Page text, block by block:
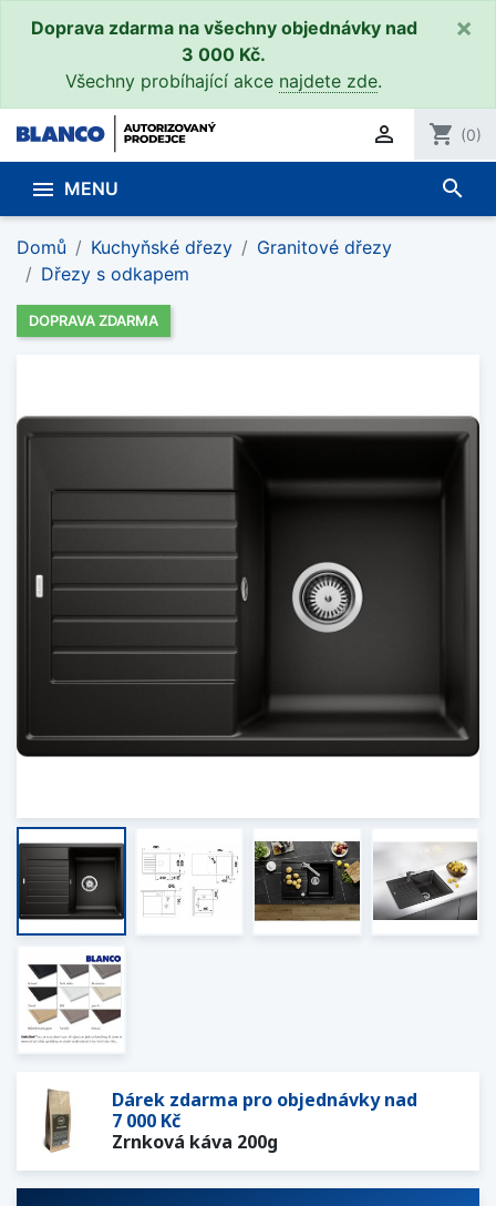
Doprava zdarma na všechny objednávky nad
3 000 Kč.
Všechny probíhající akce najdete zde.
×
 shopping_cart (0)
 MENU search
Domů Kuchyňské dřezy
Granitové dřezy
Dřezy s odkapem
DOPRAVA ZDARMA
Dárek zdarma pro objednávky nad
7 000 Kč
Zrnková káva 200g